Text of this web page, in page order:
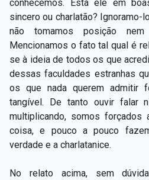
conhecemos. Está ele em
sincero ou charlatão? Ignoramo-
não tomamos posição
Mencionamos o fato tal qual é
se à ideia de todos os que
dessas faculdades estranhas
os que nada querem admitir
tangível. De tanto ouvir
multiplicando, somos forçados
coisa, e pouco a pouco
verdade e a charlatanice.
No relato acima, sem